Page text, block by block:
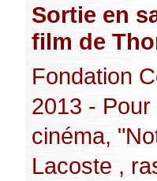
Sortie en
film de
Fondation
2013 -
cinéma,
Lacoste ,